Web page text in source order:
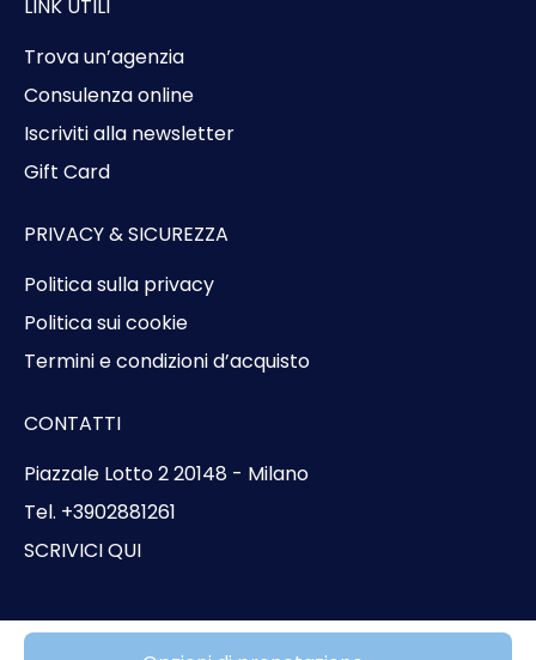
LINK UTILI
Trova un’agenzia
Consulenza online
Iscriviti alla newsletter
Gift Card
PRIVACY & SICUREZZA
Politica sulla privacy
Politica sui cookie
Termini e condizioni d’acquisto
CONTATTI
Piazzale Lotto 2 20148 - Milano
Tel. +3902881261
SCRIVICI QUI